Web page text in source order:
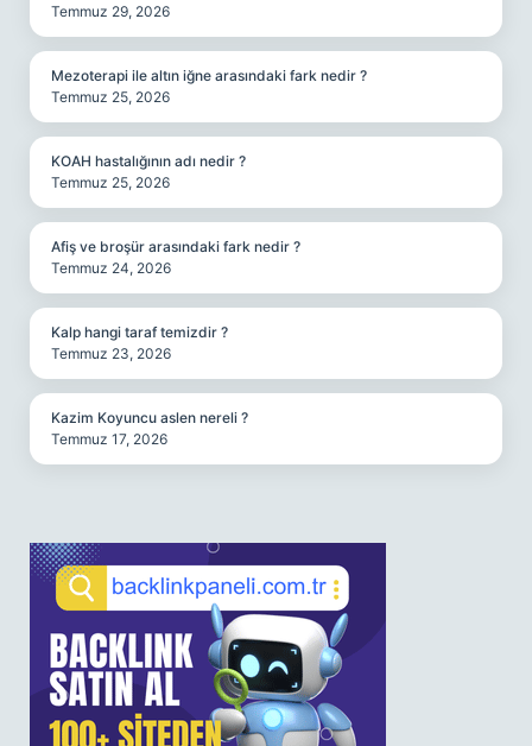
Temmuz 29, 2026
Mezoterapi ile altın iğne arasındaki fark nedir ?
Temmuz 25, 2026
KOAH hastalığının adı nedir ?
Temmuz 25, 2026
Afiş ve broşür arasındaki fark nedir ?
Temmuz 24, 2026
Kalp hangi taraf temizdir ?
Temmuz 23, 2026
Kazim Koyuncu aslen nereli ?
Temmuz 17, 2026